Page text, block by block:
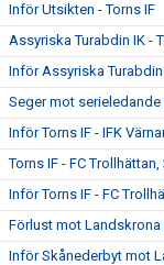
Inför Utsikten - Torns IF
Assyriska Turabdin IK -
Inför Assyriska Turabdin
Seger mot serieledande
Inför Torns IF - IFK
Torns IF - FC Trollhättan,
Inför Torns IF - FC
Förlust mot Landskrona
Inför Skånederbyt mot